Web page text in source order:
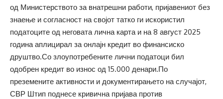
од Министерството за внатрешни работи, пријавениот без
знаење и согласност на својот татко ги искористил
податоците од неговата лична карта и на 8 август 2025
година аплицирал за онлајн кредит во финансиско
друштво.Со злоупотребените лични податоци бил
одобрен кредит во износ од 15.000 денари.По
преземените активности и документирањето на случајот,
СВР Штип поднесе кривична пријава против